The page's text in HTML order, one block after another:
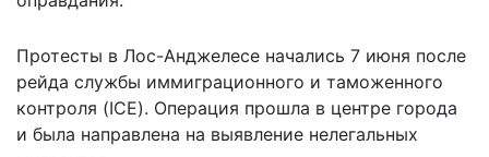
Протесты в Лос-Анджелесе начались 7 июня после
рейда службы иммиграционного и таможенного
контроля (ICE). Операция прошла в центре города
и была направлена на выявление нелегальных